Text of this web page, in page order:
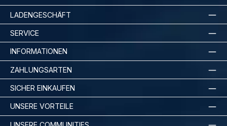
LADENGESCHÄFT
SERVICE
INFORMATIONEN
ZAHLUNGSARTEN
SICHER EINKAUFEN
UNSERE VORTEILE